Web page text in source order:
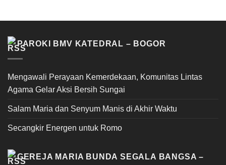
PAROKI BMV KATEDRAL – BOGOR
Mengawali Perayaan Kemerdekaan, Komunitas Lintas
Agama Gelar Aksi Bersih Sungai
Salam Maria dan Senyum Manis di Akhir Waktu
Secangkir Energen untuk Romo
GEREJA MARIA BUNDA SEGALA BANGSA –